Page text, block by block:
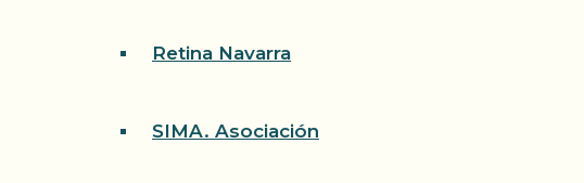
Retina Navarra
SIMA. Asociación